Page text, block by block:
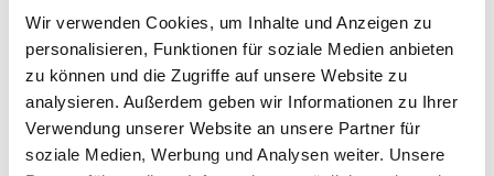
Wir verwenden Cookies, um Inhalte und Anzeigen zu
personalisieren, Funktionen für soziale Medien anbieten
zu können und die Zugriffe auf unsere Website zu
analysieren. Außerdem geben wir Informationen zu Ihrer
Verwendung unserer Website an unsere Partner für
soziale Medien, Werbung und Analysen weiter. Unsere
Meistens wollte der Rasen ziemlich hoch wachsen,
dieses Bedürfnis spürte der Gärtner unzweifelhaft,
wenn er mit der Hand leicht über die Halme strich.
Ninas Nachbarn wunderten sich immer, warum ihre
Hecke niemals ordentlich gestutzt, ihr Rasen nicht
getrimmt und auch ihr Unkraut nicht anständig gejätet
war, seit sie einen Gärtner beschäftigte.